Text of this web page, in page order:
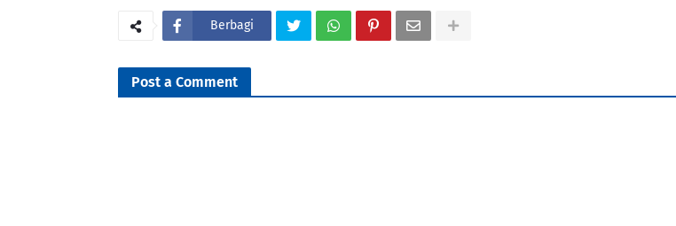
Berbagi
Post a Comment